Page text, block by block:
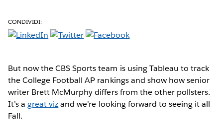
CONDIVIDI:
But now the CBS Sports team is using Tableau to track
the College Football AP rankings and show how senior
writer Brett McMurphy differs from the other pollsters.
It’s agreat vizand we’re looking forward to seeing it all
Fall.